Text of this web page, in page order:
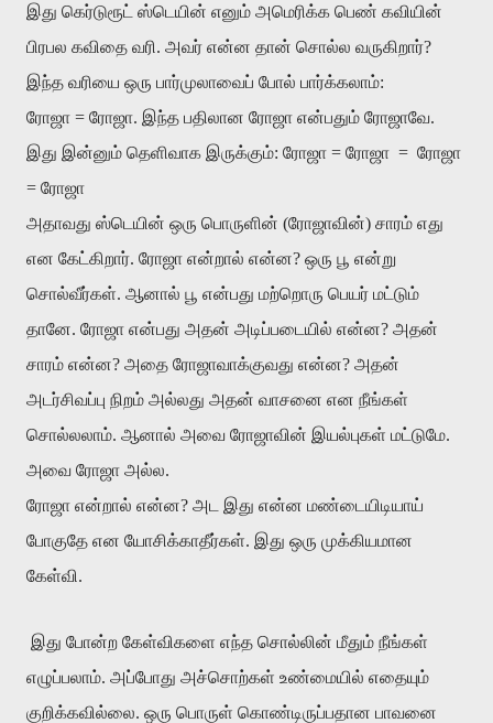
இது கெர்டுரூட் ஸ்டெயின் எனும் அமெரிக்க பெண் கவியின்
பிரபல கவிதை வரி. அவர் என்ன தான் சொல்ல வருகிறார்?
இந்த வரியை ஒரு பார்முலாவைப் போல் பார்க்கலாம்:
ரோஜா = ரோஜா. இந்த பதிலான ரோஜா என்பதும் ரோஜாவே.
இது இன்னும் தெளிவாக இருக்கும்: ரோஜா = ரோஜா = ரோஜா
= ரோஜா
அதாவது ஸ்டெயின் ஒரு பொருளின் (ரோஜாவின்) சாரம் எது
என கேட்கிறார். ரோஜா என்றால் என்ன? ஒரு பூ என்று
சொல்வீர்கள். ஆனால் பூ என்பது மற்றொரு பெயர் மட்டும்
தானே. ரோஜா என்பது அதன் அடிப்படையில் என்ன? அதன்
சாரம் என்ன? அதை ரோஜாவாக்குவது என்ன? அதன்
அடர்சிவப்பு நிறம் அல்லது அதன் வாசனை என நீங்கள்
சொல்லலாம். ஆனால் அவை ரோஜாவின் இயல்புகள் மட்டுமே.
அவை ரோஜா அல்ல.
ரோஜா என்றால் என்ன? அட இது என்ன மண்டையிடியாய்
போகுதே என யோசிக்காதீர்கள். இது ஒரு முக்கியமான
கேள்வி.
இது போன்ற கேள்விகளை எந்த சொல்லின் மீதும் நீங்கள்
எழுப்பலாம். அப்போது அச்சொற்கள் உண்மையில் எதையும்
குறிக்கவில்லை. ஒரு பொருள் கொண்டிருப்பதான பாவனை